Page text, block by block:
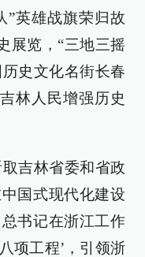
”英雄战旗荣归故
展览，“三地三摇
史文化名街长春
林人民增强历史
吉林省委和省政
国式现代化建设
书记在浙江工作
项工程’，引领浙